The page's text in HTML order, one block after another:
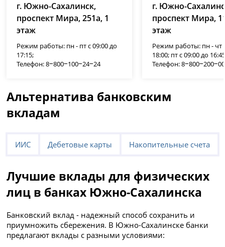
г. Южно-Сахалинск,
проспект Мира, 251а, 1
этаж
Режим работы: пн - пт с 09:00 до
17:15;
Телефон: 8‒800‒100‒24‒24
г. Южно-
проспект Мира,
этаж
Режим работы: пн - чт
18:00; пт с 09:00 до
Телефон:
Альтернатива банковским
вкладам
ИИС Дебетовые карты Накопительные счета
Лучшие вклады для физических
лиц в банках Южно-Сахалинска
Банковский вклад - надежный способ сохранить и
приумножить сбережения. В Южно-Сахалинске банки
предлагают вклады с разными условиями: